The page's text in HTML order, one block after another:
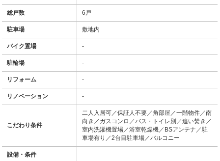
総戸数 6戸
駐車場 敷地内
バイク置場 -
駐輪場 -
リフォーム -
リノベーション -
こだわり条件
二人入居可／保証人不要／角部屋／一階物件／南
向き／ガスコンロ／バス・トイレ別／追い焚き／
室内洗濯機置場／浴室乾燥機／BSアンテナ／駐
車場有り／2台目駐車場／バルコニー
設備・条件